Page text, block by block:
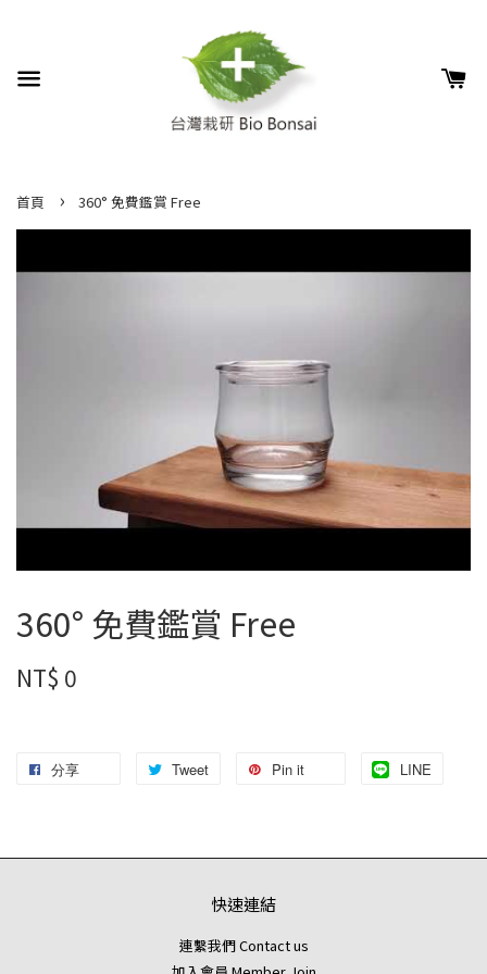
首頁 › 360° 免費鑑賞 Free
360° 免費鑑賞 Free
NT$ 0
分享 Tweet Pin it LINE
快速連結
連繫我們 Contact us